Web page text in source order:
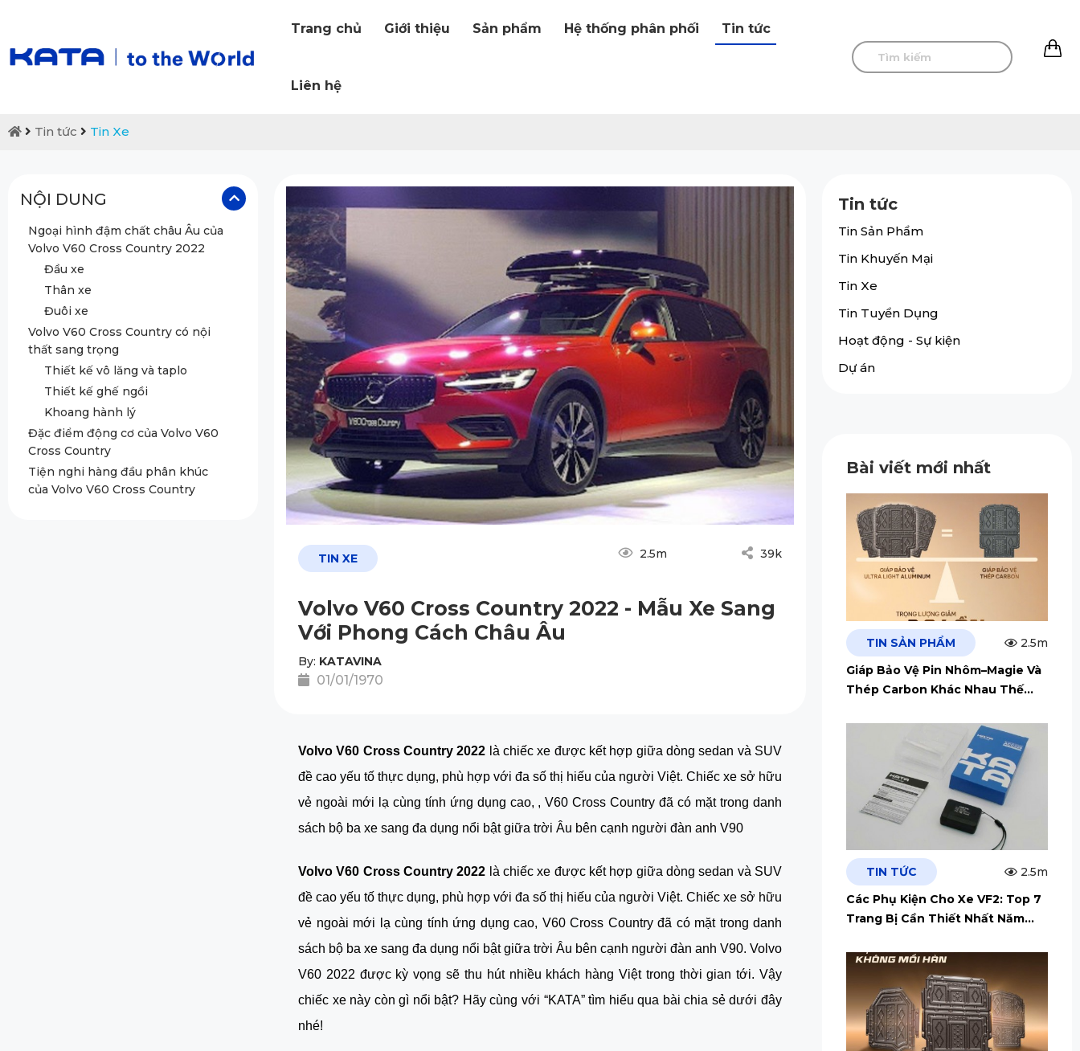
Trang chủ Giới thiệu Sản phẩm Hệ thống phân phối Tin tức
Liên hệ
Tin tức Tin Xe
NỘI DUNG
Ngoại hình đậm chất châu Âu của
Volvo V60 Cross Country 2022
Đầu xe
Thân xe
Đuôi xe
Volvo V60 Cross Country có nội
thất sang trọng
Thiết kế vô lăng và taplo
Thiết kế ghế ngồi
Khoang hành lý
Đặc điểm động cơ của Volvo V60
Cross Country
Tiện nghi hàng đầu phân khúc
của Volvo V60 Cross Country
TIN XE 2.5m 39k
Volvo V60 Cross Country 2022 - Mẫu Xe Sang
Với Phong Cách Châu Âu
By: KATAVINA
01/01/1970
Volvo V60 Cross Country 2022 là chiếc xe được kết hợp giữa dòng sedan và SUV
đề cao yếu tố thực dụng, phù hợp với đa số thị hiếu của người Việt. Chiếc xe sở hữu
vẻ ngoài mới lạ cùng tính ứng dụng cao, , V60 Cross Country đã có mặt trong danh
sách bộ ba xe sang đa dụng nổi bật giữa trời Âu bên cạnh người đàn anh V90
Volvo V60 Cross Country 2022 là chiếc xe được kết hợp giữa dòng sedan và SUV
đề cao yếu tố thực dụng, phù hợp với đa số thị hiếu của người Việt. Chiếc xe sở hữu
vẻ ngoài mới lạ cùng tính ứng dụng cao, V60 Cross Country đã có mặt trong danh
sách bộ ba xe sang đa dụng nổi bật giữa trời Âu bên cạnh người đàn anh V90. Volvo
V60 2022 được kỳ vọng sẽ thu hút nhiều khách hàng Việt trong thời gian tới. Vậy
chiếc xe này còn gì nổi bật? Hãy cùng với “KATA” tìm hiểu qua bài chia sẻ dưới đây
nhé!
Tin tức
Tin Sản Phẩm
Tin Khuyến Mại
Tin Xe
Tin Tuyển Dụng
Hoạt động - Sự kiện
Dự án
Bài viết mới nhất
TIN SẢN PHẨM
2.5m
Giáp Bảo Vệ Pin Nhôm–Magie Và
Thép Carbon Khác Nhau Thế
TIN TỨC
2.5m
Các Phụ Kiện Cho Xe VF2: Top 7
Trang Bị Cần Thiết Nhất Năm